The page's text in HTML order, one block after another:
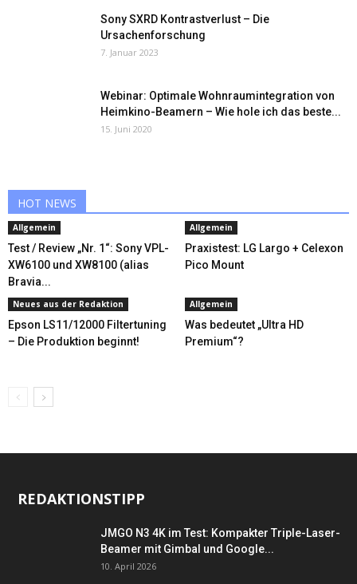
Sony SXRD Kontrastverlust – Die
Ursachenforschung
7. Januar 2023
Webinar: Optimale Wohnraumintegration von
Heimkino-Beamern – Wie hole ich das beste...
15. Juni 2020
HOT NEWS
Allgemein
Test / Review „Nr. 1“: Sony VPL-
XW6100 und XW8100 (alias
Bravia...
Allgemein
Praxistest: LG Largo + Celexon
Pico Mount
Neues aus der Redaktion
Epson LS11/12000 Filtertuning
– Die Produktion beginnt!
Allgemein
Was bedeutet „Ultra HD
Premium“?
REDAKTIONSTIPP
JMGO N3 4K im Test: Kompakter Triple-Laser-
Beamer mit Gimbal und Google...
10. April 2026